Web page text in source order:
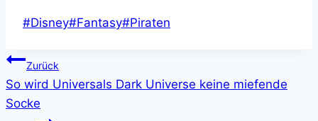
Schlagworte:
#Disney#Fantasy#Piraten
Beitragsnavigation
Zurück
So wird Universals Dark Universe keine miefende
Socke